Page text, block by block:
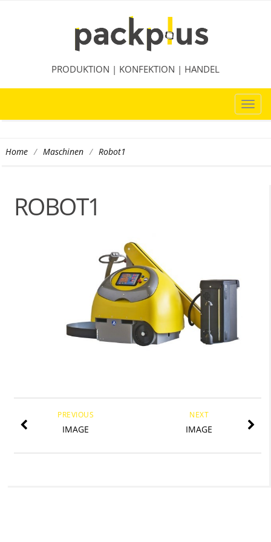
PRODUKTION | KONFEKTION | HANDEL
Home / Maschinen / Robot1
ROBOT1
NEXT
IMAGE
PREVIOUS
IMAGE